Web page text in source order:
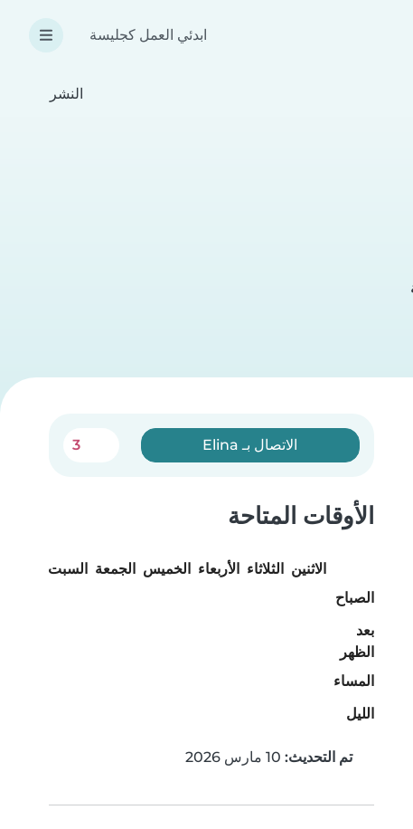
ابدئي العمل كجليسة
النشر
الاتصال بـ Elina 3
الأوقات المتاحة
الاثنين الثلاثاء الأربعاء الخميس الجمعة السبت
الصباح
بعد
الظهر
المساء
الليل
تم التحديث: